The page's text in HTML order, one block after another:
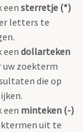
eensterretje (*)
letters te
eendollarteken
uw zoekterm
die op
een minteken (-)
uit te